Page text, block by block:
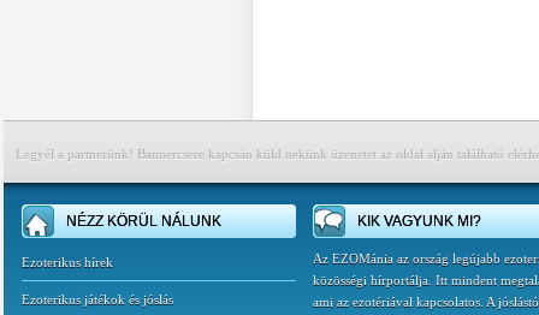
Legyél a partnerünk! Bannercsere kapcsán küld nekünk üzenetet az oldal alján található
NÉZZ KÖRÜL NÁLUNK
Ezoterikus hírek
Ezoterikus játékok és jóslás
KIK VAGYUNK MI?
Az EZOMánia az ország legújabb
közösségi hírportálja. Itt mindent
ami az ezotériával kapcsolatos. A